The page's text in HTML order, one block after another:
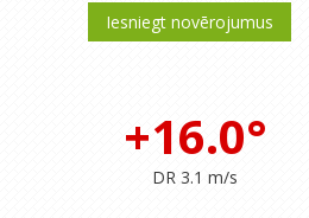
Iesniegt novērojumus
+16.0°
DR 3.1 m/s